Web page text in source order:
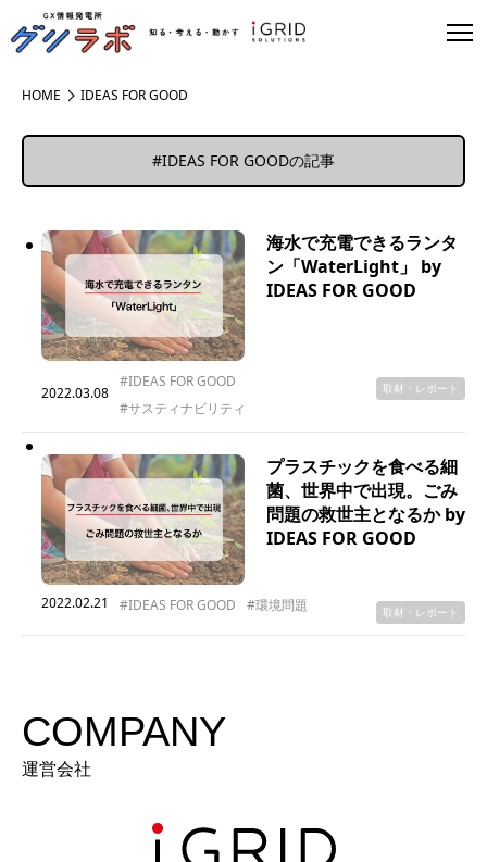
HOME IDEAS FOR GOOD
#IDEAS FOR GOODの記事
海水で充電できるランタ
ン「WaterLight」 by
IDEAS FOR GOOD
2022.03.08
#IDEAS FOR GOOD
#サスティナビリティ
取材・レポート
プラスチックを食べる細
菌、世界中で出現。ごみ
問題の救世主となるか by
IDEAS FOR GOOD
2022.02.21 #IDEAS FOR GOOD #環境問題 取材・レポート
COMPANY
運営会社